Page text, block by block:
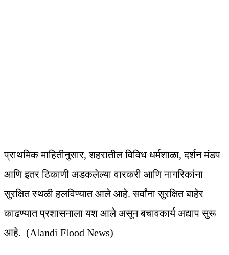
प्राथमिक माहितीनुसार, शहरातील विविध धर्मशाळा, दर्शन मंडप
आणि इतर ठिकाणी अडकलेल्या वारकरी आणि नागरिकांना
सुरक्षित स्थळी हलविण्यात आले आहे. सर्वांना सुरक्षित बाहेर
काढण्यात प्रशासनाला यश आले असून बचावकार्य अद्याप सुरू
आहे. (Alandi Flood News)